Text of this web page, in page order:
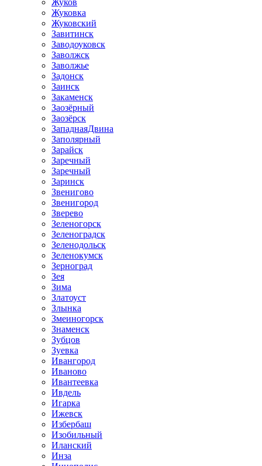
Жуков
Жуковка
Жуковский
Завитинск
Заводоуковск
Заволжск
Заволжье
Задонск
Заинск
Закаменск
Заозёрный
Заозёрск
ЗападнаяДвина
Заполярный
Зарайск
Заречный
Заречный
Заринск
Звенигово
Звенигород
Зверево
Зеленогорск
Зеленоградск
Зеленодольск
Зеленокумск
Зерноград
Зея
Зима
Златоуст
Злынка
Змеиногорск
Знаменск
Зубцов
Зуевка
Ивангород
Иваново
Ивантеевка
Ивдель
Игарка
Ижевск
Избербаш
Изобильный
Иланский
Инза